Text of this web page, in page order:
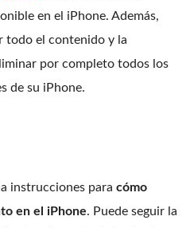
en el iPhone. Además,
todo el contenido y la
por completo todos los
de su iPhone.
instrucciones para cómo
en el iPhone. Puede seguir la